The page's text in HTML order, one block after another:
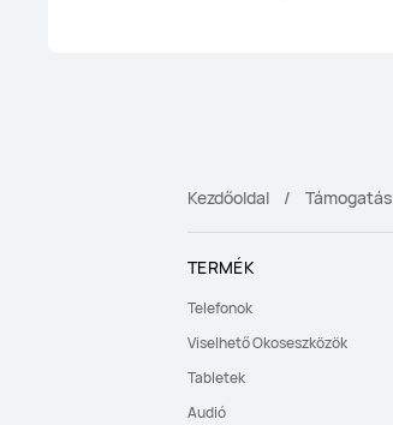
Kezdőoldal Támogatás
TERMÉK
Telefonok
Viselhető Okoseszközök
Tabletek
Audió